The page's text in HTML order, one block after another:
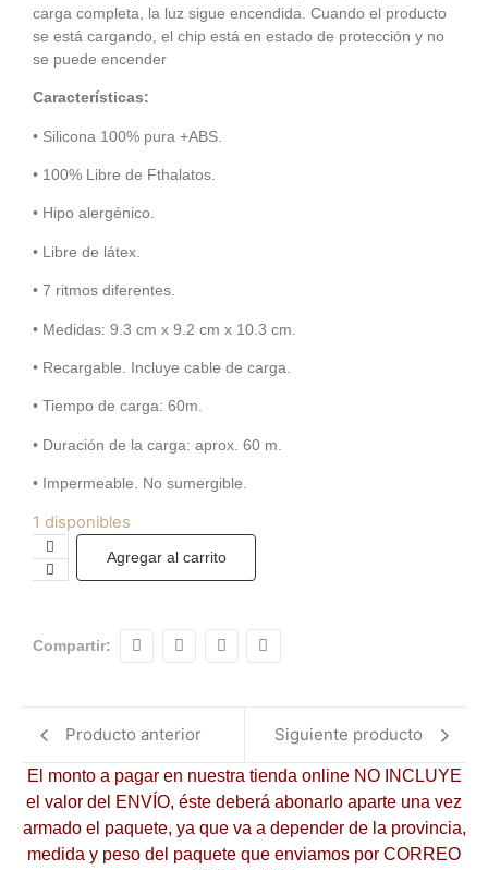
carga completa, la luz sigue encendida. Cuando el producto
se está cargando, el chip está en estado de protección y no
se puede encender
Características:
• Silicona 100% pura +ABS.
• 100% Libre de Fthalatos.
• Hipo alergénico.
• Libre de látex.
• 7 ritmos diferentes.
• Medidas: 9.3 cm x 9.2 cm x 10.3 cm.
• Recargable. Incluye cable de carga.
• Tiempo de carga: 60m.
• Duración de la carga: aprox. 60 m.
• Impermeable. No sumergible.
1 disponibles
Agregar al carrito
Compartir:
Producto anterior Siguiente producto
El monto a pagar en nuestra tienda online NO INCLUYE
el valor del ENVÍO, éste deberá abonarlo aparte una vez
armado el paquete, ya que va a depender de la provincia,
medida y peso del paquete que enviamos por CORREO